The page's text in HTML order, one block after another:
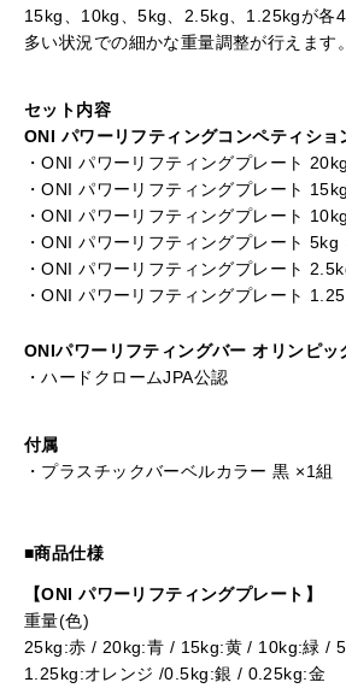
15kg、10kg、5kg、2.5kg、1.25kgが各
多い状況での細かな重量調整が行えます。
セット内容
ONI パワーリフティングコンペティショ
・ONI パワーリフティングプレート
・ONI パワーリフティングプレート
・ONI パワーリフティングプレート
・ONI パワーリフティングプレート 5kg
・ONI パワーリフティングプレート
・ONI パワーリフティングプレート
ONIパワーリフティングバー オリンピッ
・ハードクロームJPA公認
付属
・プラスチックバーベルカラー 黒 ×1組
■商品仕様
【ONI パワーリフティングプレート】
重量(色)
25kg:赤 / 20kg:青 / 15kg:黄 / 10kg:緑 /
1.25kg:オレンジ /0.5kg:銀 / 0.25kg:金